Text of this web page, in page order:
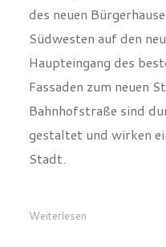
des neuen
Südwesten auf den
Haupteingang des
Fassaden zum neuen
Bahnhofstraße sind
gestaltet und wirken
Stadt.
Weiterlesen